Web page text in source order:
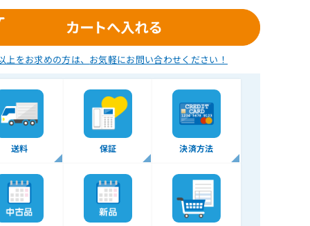
上をお求めの方は、 お気軽にお問い合わせください！
送料 保証 決済方法